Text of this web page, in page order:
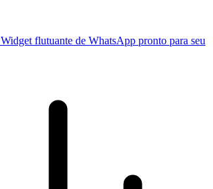
Widget flutuante de WhatsApp pronto para seu